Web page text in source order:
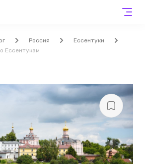
Россия
Ессентуки
Ессентукам